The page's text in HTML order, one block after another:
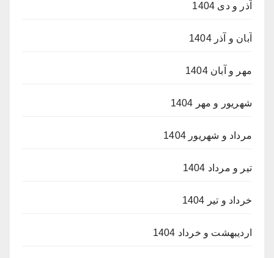
آذر و دی 1404
آبان و آذر 1404
مهر و آبان 1404
شهریور و مهر 1404
مرداد و شهریور 1404
تیر و مرداد 1404
خرداد و تیر 1404
اردیبهشت و خرداد 1404